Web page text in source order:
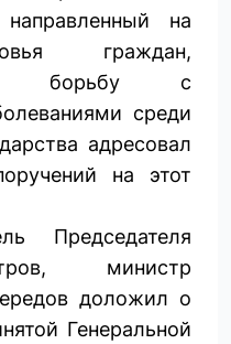
на
граждан,
и борьбу с
среди
адресовал
на этот
Председателя
министр
доложил о
Генеральной